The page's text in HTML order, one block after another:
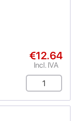
€12.64
Incl. IVA